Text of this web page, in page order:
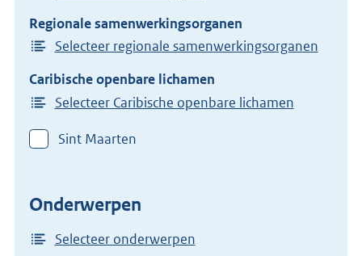
Regionale samenwerkingsorganen
Selecteer regionale samenwerkingsorganen
Caribische openbare lichamen
Selecteer Caribische openbare lichamen
Sint Maarten
Onderwerpen
Selecteer onderwerpen